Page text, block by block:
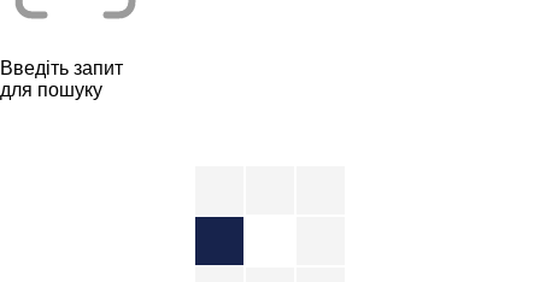
Введіть запит
для пошуку